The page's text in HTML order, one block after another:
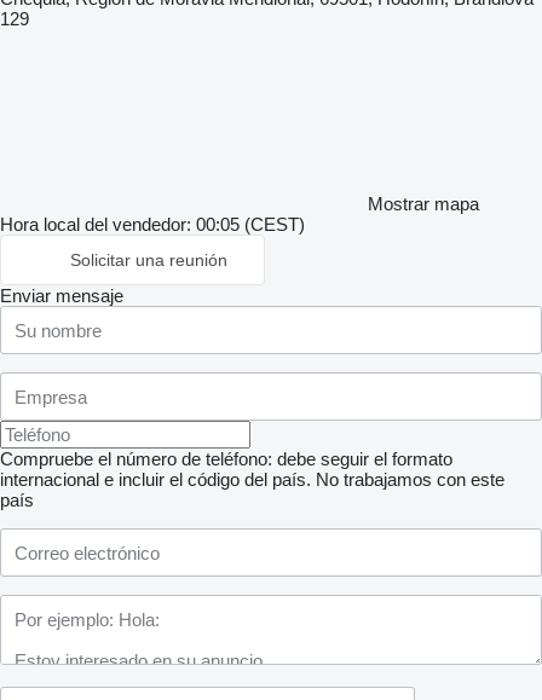
129
Mostrar mapa
Hora local del vendedor: 00:05 (CEST)
Solicitar una reunión
Enviar mensaje
Compruebe el número de teléfono: debe seguir el formato
internacional e incluir el código del país. No trabajamos con este
país